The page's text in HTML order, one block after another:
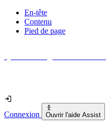
En-tête
Contenu
Pied de page
Connexion Ouvrir l'aide Assist